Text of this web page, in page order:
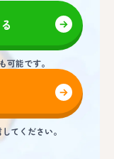
可能です。
てください。